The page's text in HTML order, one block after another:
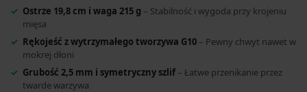
Ostrze 19,8 cm i waga 215 g – Stabilność i wygoda przy krojeniu
mięsa
Rękojeść z wytrzymałego tworzywa G10 – Pewny chwyt nawet w
mokrej dłoni
Grubość 2,5 mm i symetryczny szlif – Łatwe przenikanie przez
twarde warzywa